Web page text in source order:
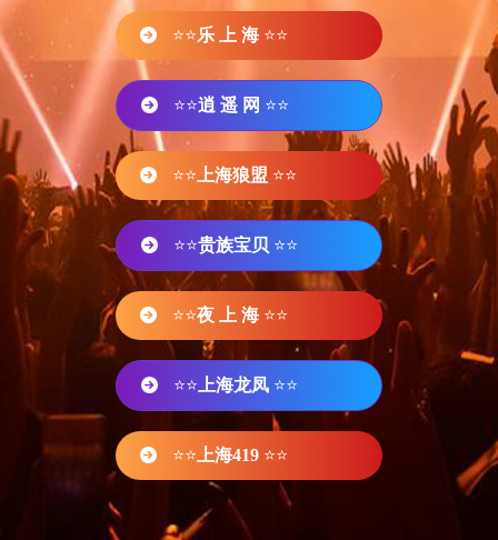
⭐⭐乐 上 海 ⭐⭐
⭐⭐逍 遥 网 ⭐⭐
⭐⭐ 上海狼盟 ⭐⭐
⭐⭐贵族宝贝 ⭐⭐
⭐⭐夜 上 海 ⭐⭐
⭐⭐ 上海龙凤 ⭐⭐
⭐⭐ 上海419 ⭐⭐